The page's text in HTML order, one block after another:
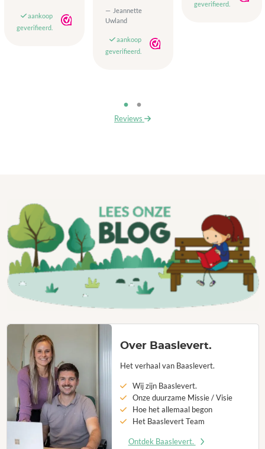
aankoop
geverifieerd.
Jeannette
Uwland
aankoop
geverifieerd.
geverifieerd.
Reviews
Over Baaslevert.
Het verhaal van Baaslevert.
Wij zijn Baaslevert.
Onze duurzame Missie / Visie
Hoe het allemaal begon
Het Baaslevert Team
Ontdek Baaslevert.